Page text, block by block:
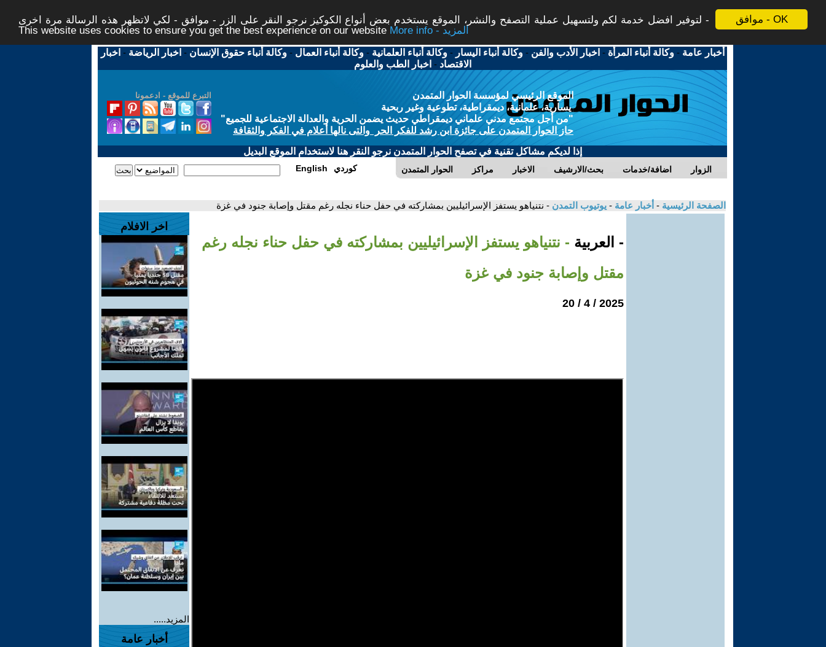
موافق - OK
لتوفير افضل خدمة لكم ولتسهيل عملية التصفح والنشر، الموقع يستخدم بعض أنواع الكوكيز نرجو النقر على الزر - موافق - لكي لاتظهر هذه الرسالة مرة اخرى -
This website uses cookies to ensure you get the best experience on our website
More info - المزيد
أخبار عامة -وكالة أنباء المرأة - اخبار الأدب والفن -وكالة أنباء اليسار -وكالة أنباء العلمانية -وكالة أنباء العمال -وكالة أنباء حقوق الإنسان - اخبار الرياضة - اخبار
الاقتصاد - اخبار الطب والعلوم
التبرع للموقع - ادعمونا
الموقع الرئيسي لمؤسسة الحوار المتمدن
يسارية، علمانية، ديمقراطية، تطوعية وغير ربحية
"من أجل مجتمع مدني علماني ديمقراطي حديث يضمن الحرية والعدالة الاجتماعية للجميع"
حاز الحوار المتمدن على جائزة ابن رشد للفكر الحر والتى نالها أعلام في الفكر والثقافة
إذا لديكم مشاكل تقنية في تصفح الحوار المتمدن نرجو النقر هنا لاستخدام الموقع البديل
الحوار المتمدن مراكز الاخبار بحث/الارشيف اضافة/خدمات الزوار English كوردي
الصفحة الرئيسية - أخبار عامة - يوتيوب التمدن - نتنياهو يستفز الإسرائيليين بمشاركته في حفل حناء نجله رغم مقتل وإصابة جنود في غزة
- العربية - نتنياهو يستفز الإسرائيليين بمشاركته في حفل حناء نجله رغم
مقتل وإصابة جنود في غزة
2025 / 4 / 20
اخر الافلام
المزيد.....
أخبار عامة